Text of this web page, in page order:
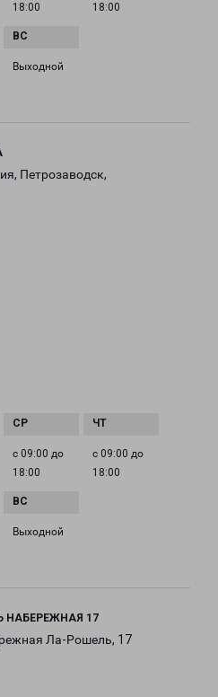
18:00
18:00
Выходной
Петрозаводск,
с 09:00 до
18:00
с 09:00 до
18:00
Выходной
НАБЕРЕЖНАЯ 17
Ла-Рошель, 17